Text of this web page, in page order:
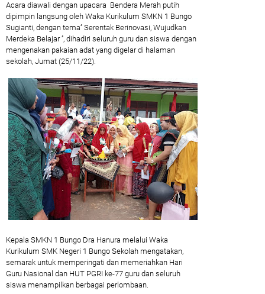
Acara diawali dengan upacara Bendera Merah putih
dipimpin langsung oleh Waka Kurikulum SMKN 1 Bungo
Sugianti, dengan tema‘' Serentak Berinovasi, Wujudkan
Merdeka Belajar ’', dihadiri seluruh guru dan siswa dengan
mengenakan pakaian adat yang digelar di halaman
sekolah, Jumat (25/11/22).
Kepala SMKN 1 Bungo Dra Hanura melalui Waka
Kurikulum SMK Negeri 1 Bungo Sekolah mengatakan,
semarak untuk memperingati dan memeriahkan Hari
Guru Nasional dan HUT PGRI ke-77 guru dan seluruh
siswa menampilkan berbagai perlombaan.